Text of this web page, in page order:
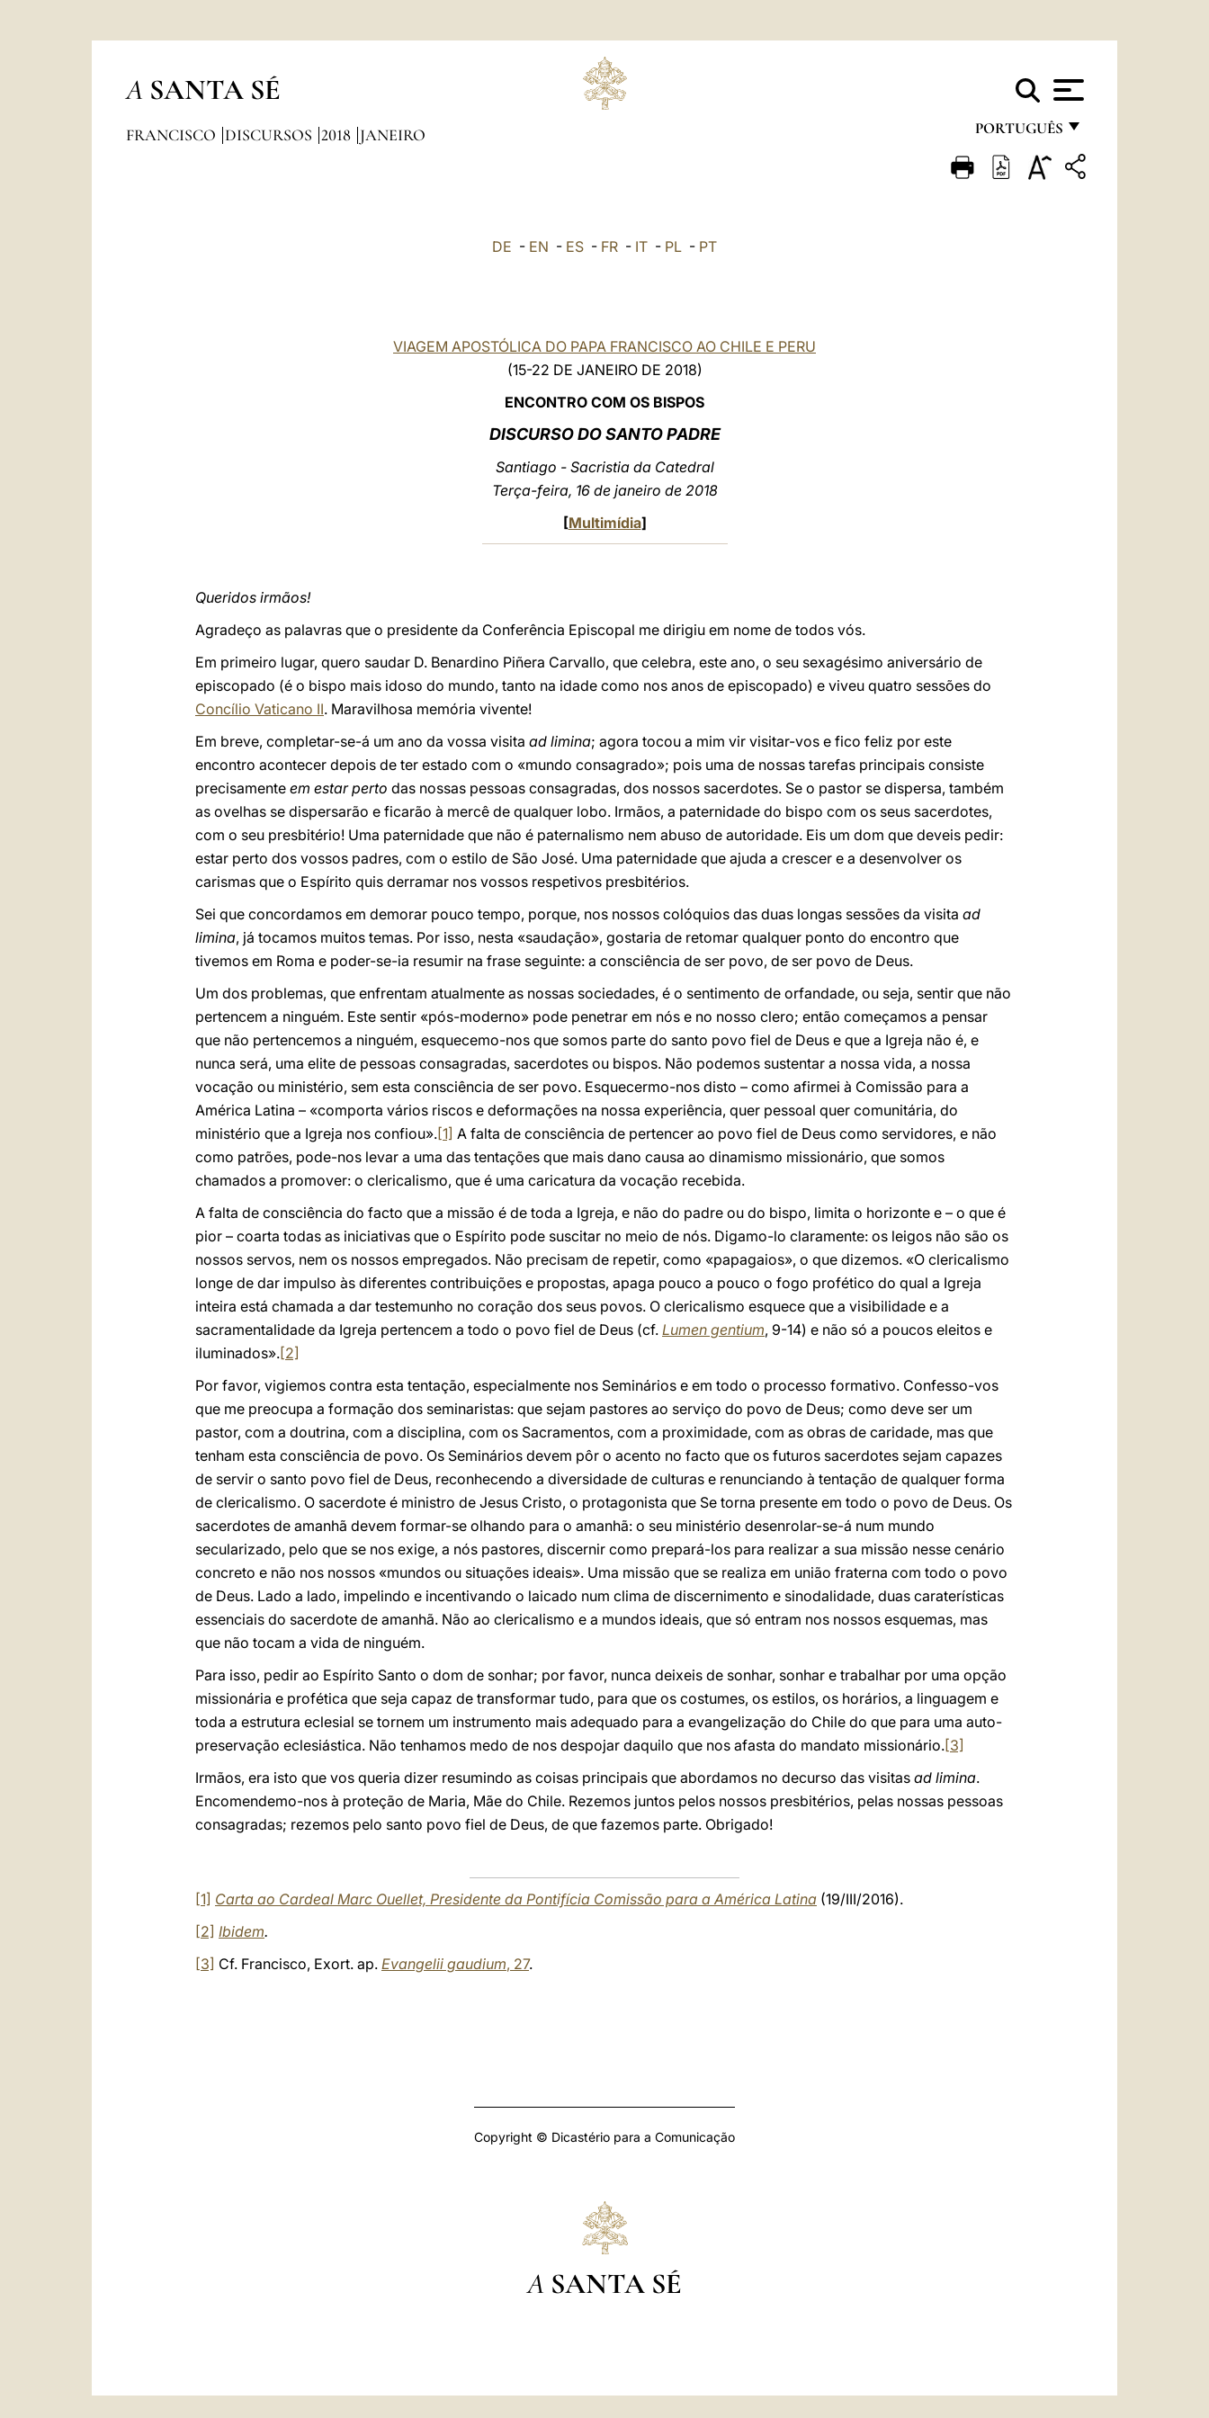
A SANTA SÉ
PORTUGUÊS
FRANÇAIS
FRANCISCO DISCURSOS 2018 JANEIRO
DE - EN - ES - FR - IT - PL - PT
VIAGEM APOSTÓLICA DO PAPA FRANCISCO AO CHILE E PERU
(15-22 DE JANEIRO DE 2018)
ENCONTRO COM OS BISPOS
DISCURSO DO SANTO PADRE
Santiago - Sacristia da Catedral
Terça-feira, 16 de janeiro de 2018
[Multimídia]
Queridos irmãos!
Agradeço as palavras que o presidente da Conferência Episcopal me dirigiu em nome de todos vós.
Em primeiro lugar, quero saudar D. Benardino Piñera Carvallo, que celebra, este ano, o seu sexagésimo aniversário de
episcopado (é o bispo mais idoso do mundo, tanto na idade como nos anos de episcopado) e viveu quatro sessões do
Concílio Vaticano II. Maravilhosa memória vivente!
Em breve, completar-se-á um ano da vossa visita ad limina; agora tocou a mim vir visitar-vos e fico feliz por este
encontro acontecer depois de ter estado com o «mundo consagrado»; pois uma de nossas tarefas principais consiste
precisamente em estar perto das nossas pessoas consagradas, dos nossos sacerdotes. Se o pastor se dispersa, também
as ovelhas se dispersarão e ficarão à mercê de qualquer lobo. Irmãos, a paternidade do bispo com os seus sacerdotes,
com o seu presbitério! Uma paternidade que não é paternalismo nem abuso de autoridade. Eis um dom que deveis pedir:
estar perto dos vossos padres, com o estilo de São José. Uma paternidade que ajuda a crescer e a desenvolver os
carismas que o Espírito quis derramar nos vossos respetivos presbitérios.
Sei que concordamos em demorar pouco tempo, porque, nos nossos colóquios das duas longas sessões da visita ad
limina, já tocamos muitos temas. Por isso, nesta «saudação», gostaria de retomar qualquer ponto do encontro que
tivemos em Roma e poder-se-ia resumir na frase seguinte: a consciência de ser povo, de ser povo de Deus.
Um dos problemas, que enfrentam atualmente as nossas sociedades, é o sentimento de orfandade, ou seja, sentir que não
pertencem a ninguém. Este sentir «pós-moderno» pode penetrar em nós e no nosso clero; então começamos a pensar
que não pertencemos a ninguém, esquecemo-nos que somos parte do santo povo fiel de Deus e que a Igreja não é, e
nunca será, uma elite de pessoas consagradas, sacerdotes ou bispos. Não podemos sustentar a nossa vida, a nossa
vocação ou ministério, sem esta consciência de ser povo. Esquecermo-nos disto – como afirmei à Comissão para a
América Latina – «comporta vários riscos e deformações na nossa experiência, quer pessoal quer comunitária, do
ministério que a Igreja nos confiou».[1] A falta de consciência de pertencer ao povo fiel de Deus como servidores, e não
como patrões, pode-nos levar a uma das tentações que mais dano causa ao dinamismo missionário, que somos
chamados a promover: o clericalismo, que é uma caricatura da vocação recebida.
A falta de consciência do facto que a missão é de toda a Igreja, e não do padre ou do bispo, limita o horizonte e – o que é
pior – coarta todas as iniciativas que o Espírito pode suscitar no meio de nós. Digamo-lo claramente: os leigos não são os
nossos servos, nem os nossos empregados. Não precisam de repetir, como «papagaios», o que dizemos. «O clericalismo
longe de dar impulso às diferentes contribuições e propostas, apaga pouco a pouco o fogo profético do qual a Igreja
inteira está chamada a dar testemunho no coração dos seus povos. O clericalismo esquece que a visibilidade e a
sacramentalidade da Igreja pertencem a todo o povo fiel de Deus (cf. Lumen gentium, 9-14) e não só a poucos eleitos e
iluminados».[2]
Por favor, vigiemos contra esta tentação, especialmente nos Seminários e em todo o processo formativo. Confesso-vos
que me preocupa a formação dos seminaristas: que sejam pastores ao serviço do povo de Deus; como deve ser um
pastor, com a doutrina, com a disciplina, com os Sacramentos, com a proximidade, com as obras de caridade, mas que
tenham esta consciência de povo. Os Seminários devem pôr o acento no facto que os futuros sacerdotes sejam capazes
de servir o santo povo fiel de Deus, reconhecendo a diversidade de culturas e renunciando à tentação de qualquer forma
de clericalismo. O sacerdote é ministro de Jesus Cristo, o protagonista que Se torna presente em todo o povo de Deus. Os
sacerdotes de amanhã devem formar-se olhando para o amanhã: o seu ministério desenrolar-se-á num mundo
secularizado, pelo que se nos exige, a nós pastores, discernir como prepará-los para realizar a sua missão nesse cenário
concreto e não nos nossos «mundos ou situações ideais». Uma missão que se realiza em união fraterna com todo o povo
de Deus. Lado a lado, impelindo e incentivando o laicado num clima de discernimento e sinodalidade, duas caraterísticas
essenciais do sacerdote de amanhã. Não ao clericalismo e a mundos ideais, que só entram nos nossos esquemas, mas
que não tocam a vida de ninguém.
Para isso, pedir ao Espírito Santo o dom de sonhar; por favor, nunca deixeis de sonhar, sonhar e trabalhar por uma opção
missionária e profética que seja capaz de transformar tudo, para que os costumes, os estilos, os horários, a linguagem e
toda a estrutura eclesial se tornem um instrumento mais adequado para a evangelização do Chile do que para uma auto-
preservação eclesiástica. Não tenhamos medo de nos despojar daquilo que nos afasta do mandato missionário.[3]
Irmãos, era isto que vos queria dizer resumindo as coisas principais que abordamos no decurso das visitas ad limina.
Encomendemo-nos à proteção de Maria, Mãe do Chile. Rezemos juntos pelos nossos presbitérios, pelas nossas pessoas
consagradas; rezemos pelo santo povo fiel de Deus, de que fazemos parte. Obrigado!
[1] Carta ao Cardeal Marc Ouellet, Presidente da Pontifícia Comissão para a América Latina (19/III/2016).
[2] Ibidem.
[3] Cf. Francisco, Exort. ap. Evangelii gaudium, 27.
Copyright © Dicastério para a Comunicação
A SANTA SÉ